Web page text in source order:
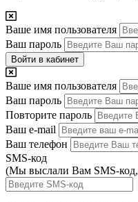
Ваше имя пользователя
Ваш пароль
Войти в кабинет
Ваше имя пользователя
Ваш пароль
Повторите пароль
Ваш e-mail
Ваш телефон
SMS-код
(Мы выслали Вам SMS-код,